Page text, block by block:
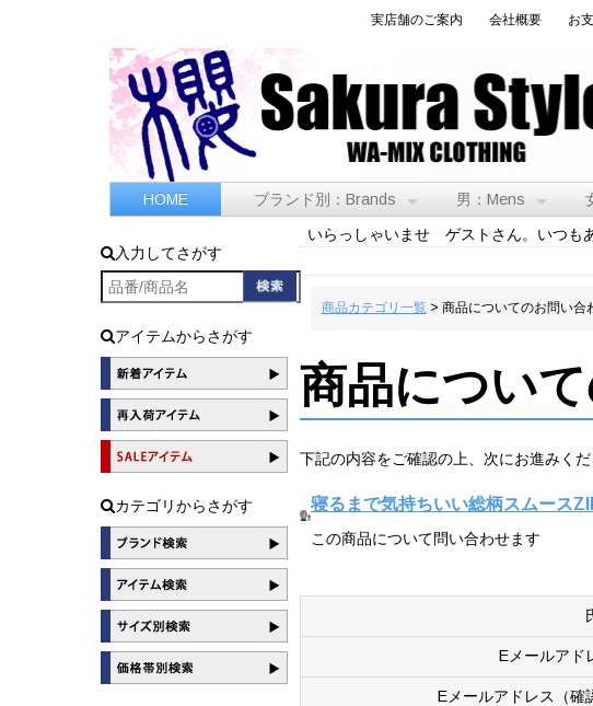
実店舗のご案内 会社概要 お
HOME ブランド別：Brands 男：Mens
入力してさがす
アイテムからさがす
カテゴリからさがす
いらっしゃいませ ゲストさん。いつも
商品カテゴリ一覧> 商品についてのお問い合
商品につい
下記の内容をご確認の上、次にお進みくだ
寝るまで気持ちいい総柄スムース
この商品について問い合わせます
Eメールアド
Eメールアドレス（確